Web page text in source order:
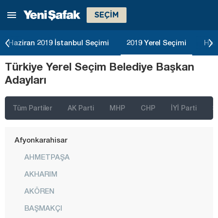
SEÇİM
Haziran 2019 İstanbul Seçimi 2019 Yerel Seçimi
Türkiye Yerel Seçim Belediye Başkan
Adayları
Tüm Partiler AK Parti MHP CHP İYİ Parti
Ankara
İzmir
Adıyaman
Afyonkarahisar
AHMETPAŞA
AKHARIM
AKÖREN
BAŞMAKÇI